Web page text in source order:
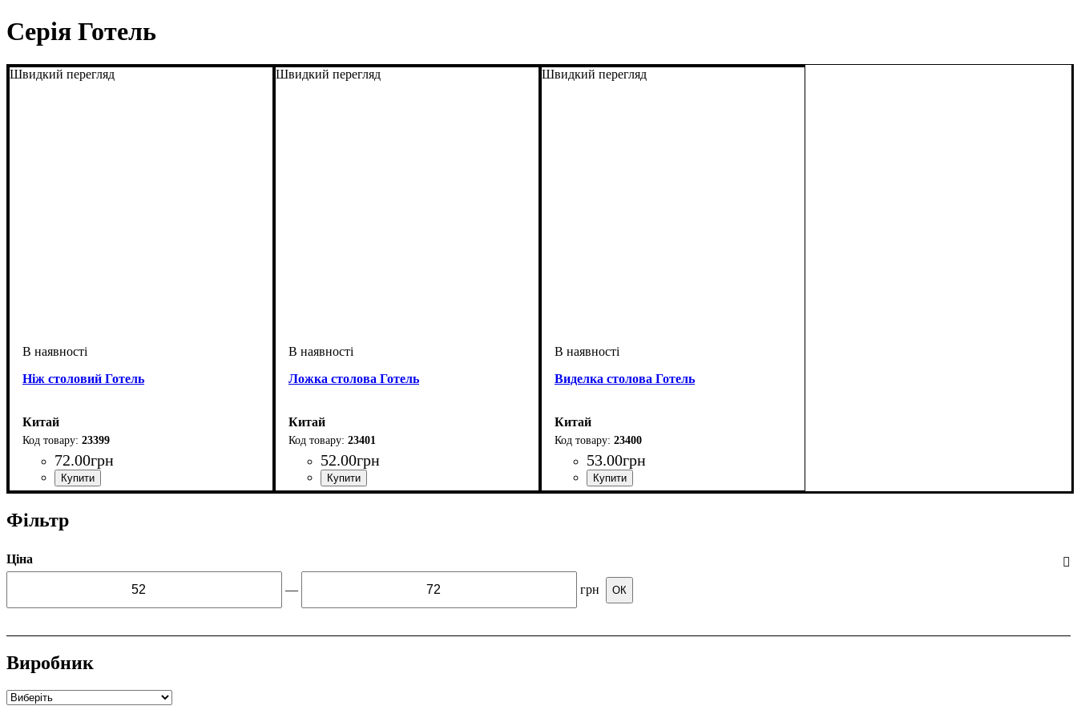
Серія Готель
Швидкий перегляд
Ніж столовий Готель
Китай
23399
72.00грн
Швидкий перегляд
Ложка столова Готель
Китай
23401
52.00грн
Швидкий перегляд
Виделка столова Готель
Китай
23400
53.00грн
Фільтр
Ціна
— грн ОК
Виробник